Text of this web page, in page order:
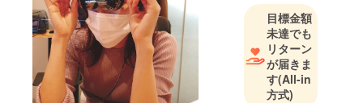
で、宣伝するにも日々、四
苦八苦しております
(汗)TAKA様が今回、非常に
わかりやすく説明してくだ
スモデルの
創出に取り
組んでおり
ます。
目標金額
未達でも
リターン
が届きま
す(All-in
方式)